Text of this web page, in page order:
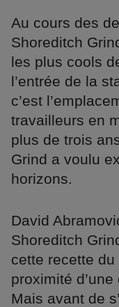
Au cours des
Shoreditch
les plus cools
l’entrée de la
c’est
travailleurs en
plus de trois
Grind a voulu
horizons.
David
Shoreditch
cette recette du
proximité
Mais avant de